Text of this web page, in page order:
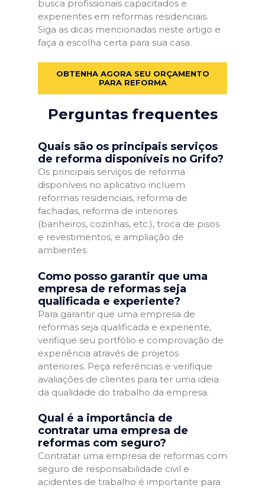
busca profissionais capacitados e
experientes em reformas residenciais.
Siga as dicas mencionadas neste artigo e
faça a escolha certa para sua casa.
OBTENHA AGORA SEU ORÇAMENTO
PARA REFORMA
Perguntas frequentes
Quais são os principais serviços
de reforma disponíveis no Grifo?
Os principais serviços de reforma
disponíveis no aplicativo incluem
reformas residenciais, reforma de
fachadas, reforma de interiores
(banheiros, cozinhas, etc.), troca de pisos
e revestimentos, e ampliação de
ambientes.
Como posso garantir que uma
empresa de reformas seja
qualificada e experiente?
Para garantir que uma empresa de
reformas seja qualificada e experiente,
verifique seu portfólio e comprovação de
experiência através de projetos
anteriores. Peça referências e verifique
avaliações de clientes para ter uma ideia
da qualidade do trabalho da empresa.
Qual é a importância de
contratar uma empresa de
reformas com seguro?
Contratar uma empresa de reformas com
seguro de responsabilidade civil e
acidentes de trabalho é importante para